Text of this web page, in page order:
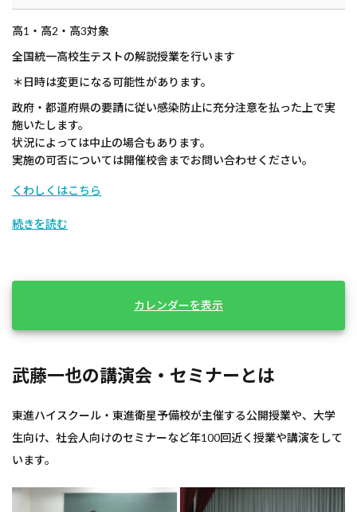
高1・高2・高3対象
全国統一高校生テストの解説授業を行います
＊日時は変更になる可能性があります。
政府・都道府県の要請に従い感染防止に充分注意を払った上で実
施いたします。
状況によっては中止の場合もあります。
実施の可否については開催校舎までお問い合わせください。
くわしくはこちら
続きを読む
カレンダーを表示
武藤一也の講演会・セミナーとは
東進ハイスクール・東進衛星予備校が主催する公開授業や、大学
生向け、社会人向けのセミナーなど年100回近く授業や講演をして
います。